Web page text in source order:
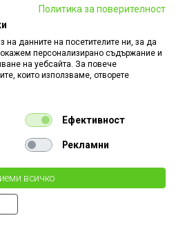
Кариери
Платформа за AРС
предвид, че всички изображения на
са илюстративни,
изглед на продукта без това да
характеристики по някакъв начин.
Политика за поверителност
на данните на посетителите ни, за да
персонализирано съдържание и
на уебсайта. За повече
които използваме, отворете
Ефективност
Рекламни
всичко